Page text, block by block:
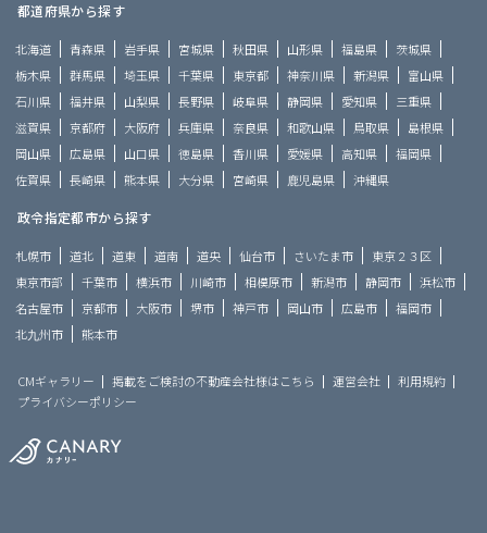
都道府県から探す
北海道 青森県 岩手県 宮城県 秋田県 山形県 福島県
茨城県
栃木県
群馬県 埼玉県 千葉県 東京都 神奈川県 新潟県
富山県
石川県
福井県 山梨県 長野県 岐阜県 静岡県 愛知県
三重県
滋賀県
京都府 大阪府 兵庫県 奈良県 和歌山県 鳥取県
島根県
岡山県
広島県 山口県 徳島県 香川県 愛媛県 高知県
福岡県
佐賀県
長崎県 熊本県 大分県 宮崎県 鹿児島県 沖縄県
政令指定都市から探す
札幌市 道北 道東 道南 道央 仙台市 さいたま市
東京２３区
東京市部
千葉市 横浜市 川崎市 相模原市 新潟市 静岡市
浜松市
名古屋市
京都市 大阪市 堺市 神戸市 岡山市 広島市
福岡市
北九州市
熊本市
CMギャラリー 掲載をご検討の不動産会社様はこちら 運営会社
利用規約
プライバシーポリシー